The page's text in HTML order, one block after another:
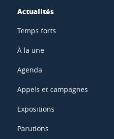
Actualités
Temps forts
À la une
Agenda
Appels et campagnes
Expositions
Parutions